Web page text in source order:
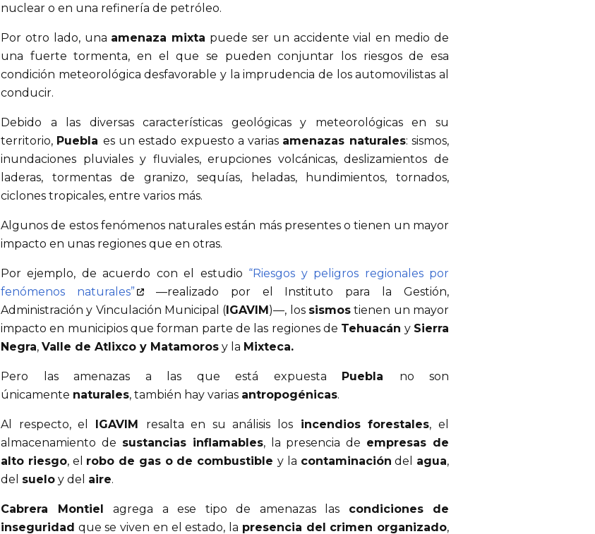
nuclear o en una refinería de petróleo.
Por otro lado, una amenaza mixta puede ser un accidente vial en medio de
una fuerte tormenta, en el que se pueden conjuntar los riesgos de esa
condición meteorológica desfavorable y la imprudencia de los automovilistas al
conducir.
Debido a las diversas características geológicas y meteorológicas en su
territorio, Puebla es un estado expuesto a varias amenazas naturales: sismos,
inundaciones pluviales y fluviales, erupciones volcánicas, deslizamientos de
laderas, tormentas de granizo, sequías, heladas, hundimientos, tornados,
ciclones tropicales, entre varios más.
Algunos de estos fenómenos naturales están más presentes o tienen un mayor
impacto en unas regiones que en otras.
Por ejemplo, de acuerdo con el estudio “Riesgos y peligros regionales por
fenómenos naturales”
—realizado por el Instituto para la Gestión,
Administración y Vinculación Municipal (IGAVIM)—, los sismos tienen un mayor
impacto en municipios que forman parte de las regiones de Tehuacán y Sierra
Negra, Valle de Atlixco y Matamoros y la Mixteca.
Pero las amenazas a las que está expuesta Puebla no son
únicamente naturales, también hay varias antropogénicas.
Al respecto, el IGAVIM resalta en su análisis los incendios forestales, el
almacenamiento de sustancias inflamables, la presencia de empresas de
alto riesgo, el robo de gas o de combustible y la contaminación del agua,
del suelo y del aire.
Cabrera Montiel agrega a ese tipo de amenazas las condiciones de
inseguridad que se viven en el estado, la presencia del crimen organizado,